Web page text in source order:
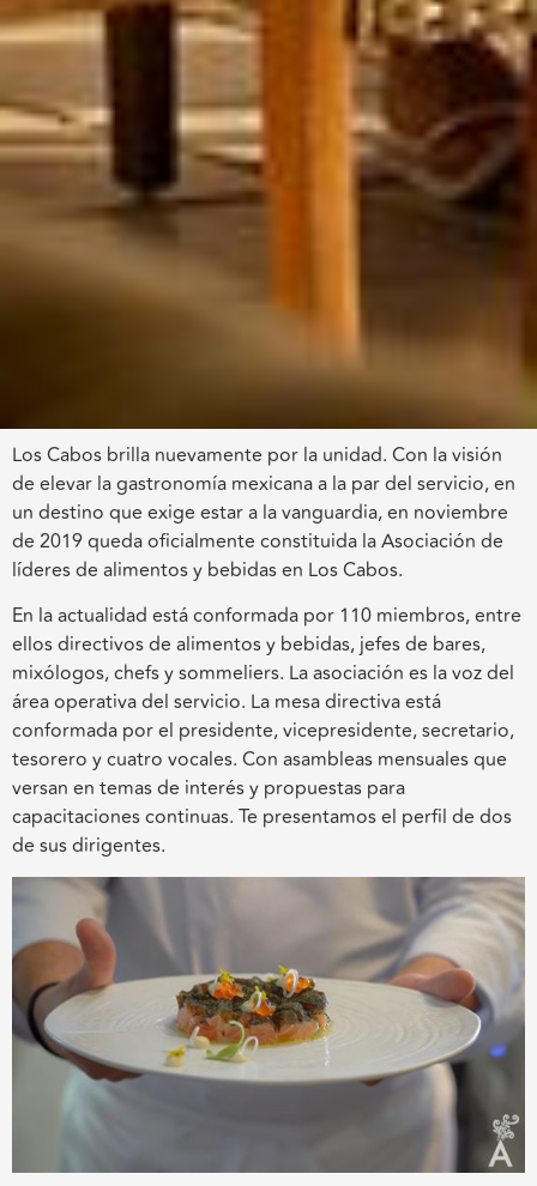
Los Cabos brilla nuevamente por la unidad. Con la visión
de elevar la gastronomía mexicana a la par del servicio, en
un destino que exige estar a la vanguardia, en noviembre
de 2019 queda oficialmente constituida la Asociación de
líderes de alimentos y bebidas en Los Cabos.
En la actualidad está conformada por 110 miembros, entre
ellos directivos de alimentos y bebidas, jefes de bares,
mixólogos, chefs y sommeliers. La asociación es la voz del
área operativa del servicio. La mesa directiva está
conformada por el presidente, vicepresidente, secretario,
tesorero y cuatro vocales. Con asambleas mensuales que
versan en temas de interés y propuestas para
capacitaciones continuas. Te presentamos el perfil de dos
de sus dirigentes.